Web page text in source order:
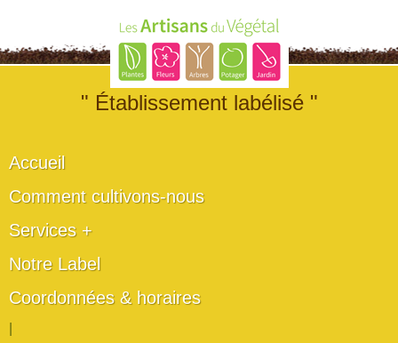
" Établissement labélisé "
Accueil
Comment cultivons-nous
Services +
Notre Label
Coordonnées & horaires